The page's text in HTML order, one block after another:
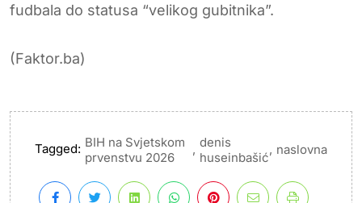
fudbala do statusa “velikog gubitnika”.
(Faktor.ba)
Tagged: BIH na Svjetskom
prvenstvu 2026
, denis
huseinbašić
, naslovna